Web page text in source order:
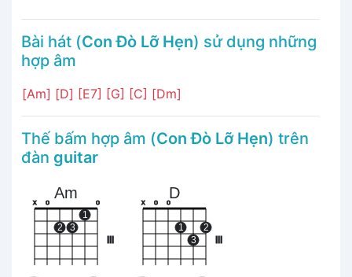
Bài hát (Con Đò Lỡ Hẹn) sử dụng những
hợp âm
[Am] [D] [E7] [G] [C] [Dm]
Thế bấm hợp âm (Con Đò Lỡ Hẹn) trên
đàn guitar
Am
x o
2 3
1
o
D
x o o
1
3
2